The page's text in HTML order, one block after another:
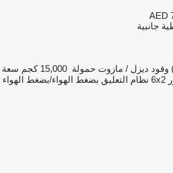
AED
جانبية
وقود ديزل / مازوت حمولة 15,000 كجم
سعة
6x2 نظام التعليق بضغط الهواء/بضغط الهواء